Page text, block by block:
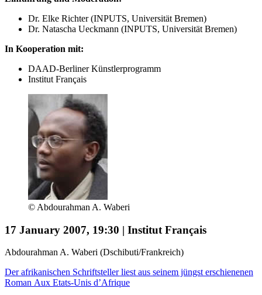
Dr. Elke Richter (INPUTS, Universität Bremen)
Dr. Natascha Ueckmann (INPUTS, Universität Bremen)
In Kooperation mit:
DAAD-Berliner Künstlerprogramm
Institut Français
© Abdourahman A. Waberi
17 January 2007, 19:30 | Institut Français
Abdourahman A. Waberi (Dschibuti/Frankreich)
Der afrikanischen Schriftsteller liest aus seinem jüngst erschienenen
Roman Aux Etats-Unis d’Afrique